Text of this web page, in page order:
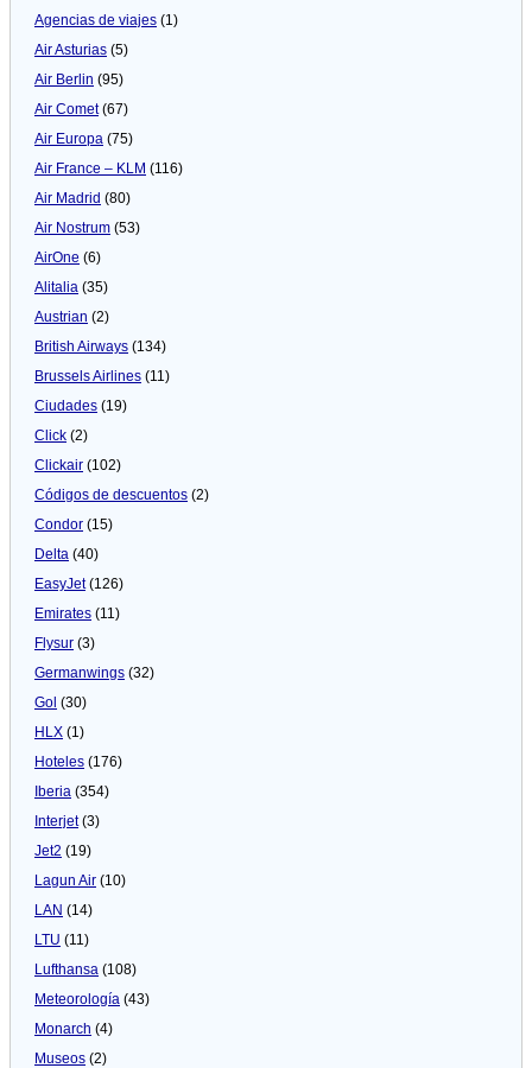
Agencias de viajes (1)
Air Asturias (5)
Air Berlin (95)
Air Comet(67)
Air Europa (75)
Air France – KLM (116)
Air Madrid (80)
Air Nostrum (53)
AirOne (6)
Alitalia (35)
Austrian (2)
British Airways (134)
Brussels Airlines (11)
Ciudades (19)
Click (2)
Clickair (102)
Códigos de descuentos (2)
Condor (15)
Delta (40)
EasyJet(126)
Emirates (11)
Flysur (3)
Germanwings (32)
Gol (30)
HLX (1)
Hoteles (176)
Iberia (354)
Interjet(3)
Jet2 (19)
Lagun Air (10)
LAN (14)
LTU (11)
Lufthansa (108)
Meteorologí­a (43)
Monarch (4)
Museos (2)